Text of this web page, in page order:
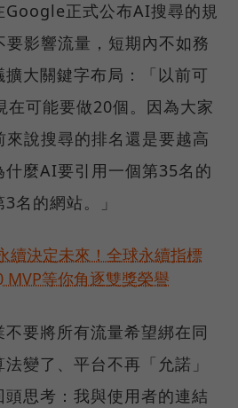
Google正式公布AI搜尋的規
影響流量，短期內不如務
大關鍵字布局：「以前可
在可能要做20個。因為大家
說搜尋的排名還是要越高
麼AI要引用一個第35名的
名的網站。」
續決定未來！全球永續指標
等你角逐雙獎榮譽
要將所有流量希望綁在同
變了、平台不再「允諾」
思考：我與使用者的連結